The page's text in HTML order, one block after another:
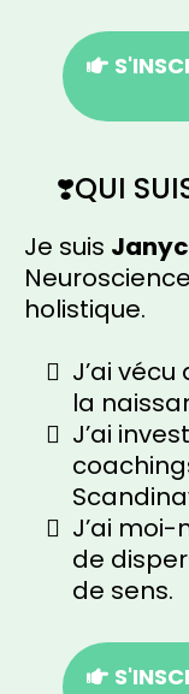
❣️QUI
Je suis
holistique.
J’ai
la
J’ai
J’ai
de
de sens.